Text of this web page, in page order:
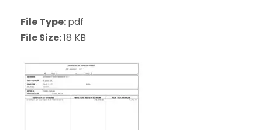
File Type:pdf
File Size:18 KB